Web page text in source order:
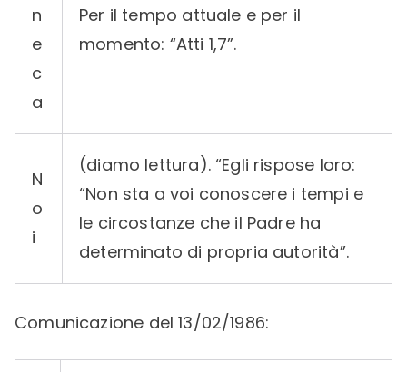
n
e
c
a
Per il tempo attuale e per il
momento: “Atti 1,7”.
N
o
i
(diamo lettura). “Egli rispose loro:
“Non sta a voi conoscere i tempi e
le circostanze che il Padre ha
determinato di propria autorità”.
Comunicazione del 13/02/1986: